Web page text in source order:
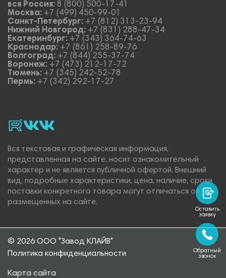
вся Россия: 8 (800) 500-17-41
Москва: +7 (499) 450-99-01
Санкт-Петербург: +7 (812) 313-23-94
Нижний Новгород: +7 (831) 288-47-34
Екатеринбург: +7 (343) 364-74-63
Краснодар: +7 (861) 258-89-76
Волгоград: +7 (844) 255-37-74
Воронеж: +7 (473) 212-17-72
Тюмень: +7 (345) 242-52-78
Пермь: +7 (342) 292-17-27
rutubevk_video.
Vk.
Вся текстовая и графическая информация,
представленная на сайте, носит ознакомительный
характер и не является публичной офертой. Внешний
вид, подробные характеристики, цена, наличие, сроки
поставки конкретного товара могут отличаться от
размещенных на сайте.
© 2026 ООО "Завод КЛАЙВ"
Политика конфиденциальности
Карта сайта
Оставить
заявку
Обратный
звонок